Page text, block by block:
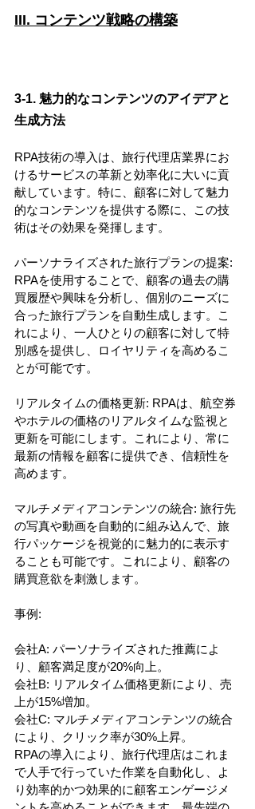
III. コンテンツ戦略の構築
3-1. 魅力的なコンテンツのアイデアと
生成方法
RPA技術の導入は、旅行代理店業界にお
けるサービスの革新と効率化に大いに貢
献しています。特に、顧客に対して魅力
的なコンテンツを提供する際に、この技
術はその効果を発揮します。
パーソナライズされた旅行プランの提案:
RPAを使用することで、顧客の過去の購
買履歴や興味を分析し、個別のニーズに
合った旅行プランを自動生成します。こ
れにより、一人ひとりの顧客に対して特
別感を提供し、ロイヤリティを高めるこ
とが可能です。
リアルタイムの価格更新: RPAは、航空券
やホテルの価格のリアルタイムな監視と
更新を可能にします。これにより、常に
最新の情報を顧客に提供でき、信頼性を
高めます。
マルチメディアコンテンツの統合: 旅行先
の写真や動画を自動的に組み込んで、旅
行パッケージを視覚的に魅力的に表示す
ることも可能です。これにより、顧客の
購買意欲を刺激します。
事例:
会社A: パーソナライズされた推薦によ
り、顧客満足度が20%向上。
会社B: リアルタイム価格更新により、売
上が15%増加。
会社C: マルチメディアコンテンツの統合
により、クリック率が30%上昇。
RPAの導入により、旅行代理店はこれま
で人手で行っていた作業を自動化し、よ
り効率的かつ効果的に顧客エンゲージメ